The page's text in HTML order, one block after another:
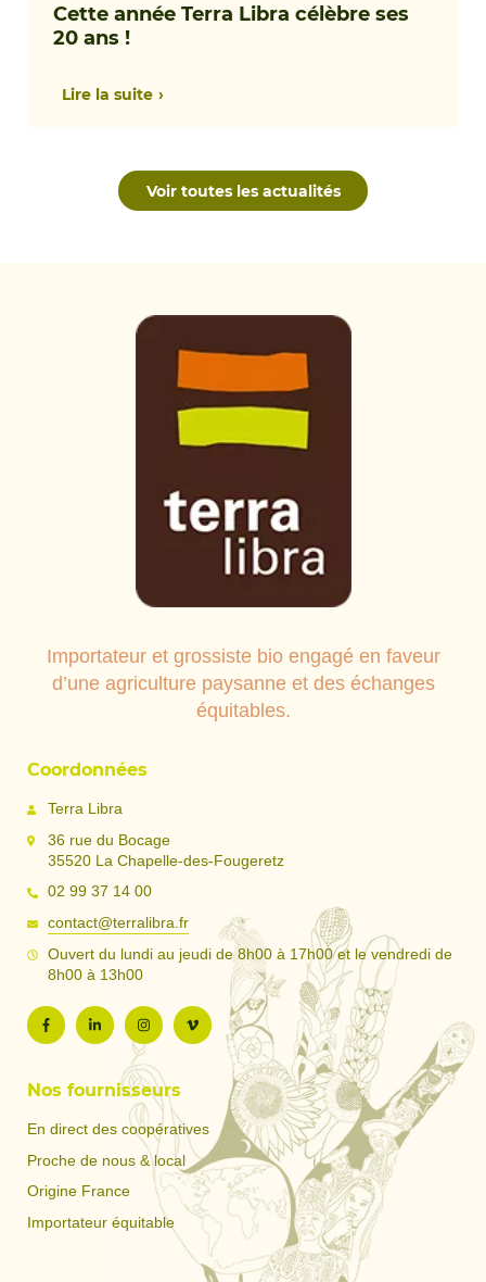
Cette année Terra Libra célèbre ses
20 ans !
Lire la suite
Voir toutes les actualités
Importateur et grossiste bio engagé en faveur
d’une agriculture paysanne et des échanges
équitables.
Coordonnées
Terra Libra
36 rue du Bocage
35520 La Chapelle-des-Fougeretz
02 99 37 14 00
contact@terralibra.fr
Ouvert du lundi au jeudi de 8h00 à 17h00 et le vendredi de
8h00 à 13h00
Nos fournisseurs
En direct des coopératives
Proche de nous & local
Origine France
Importateur équitable